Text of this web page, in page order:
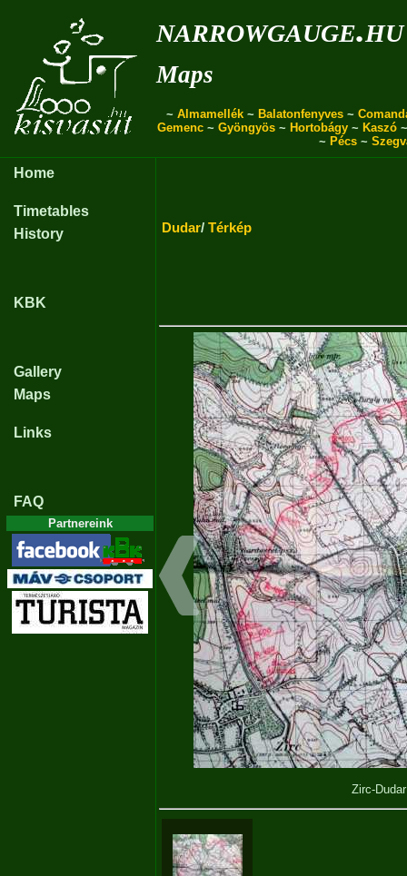
narrowgauge.hu
Maps
~ Almamellék ~ Balatonfenyves ~
Gemenc ~ Gyöngyös ~ Hortobágy ~ Kaszó
~ Pécs ~
Home
Timetables
History
KBK
Gallery
Maps
Links
FAQ
Partnereink
Dudar/ Térkép
Zirc-